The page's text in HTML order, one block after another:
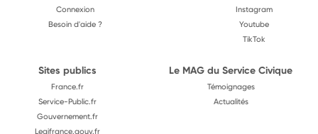
Connexion
Besoin d'aide ?
Instagram
Youtube
TikTok
Sites publics
France.fr
Service-Public.fr
Gouvernement.fr
Legifrance.gouv.fr
Le MAG du Service Civique
Témoignages
Actualités